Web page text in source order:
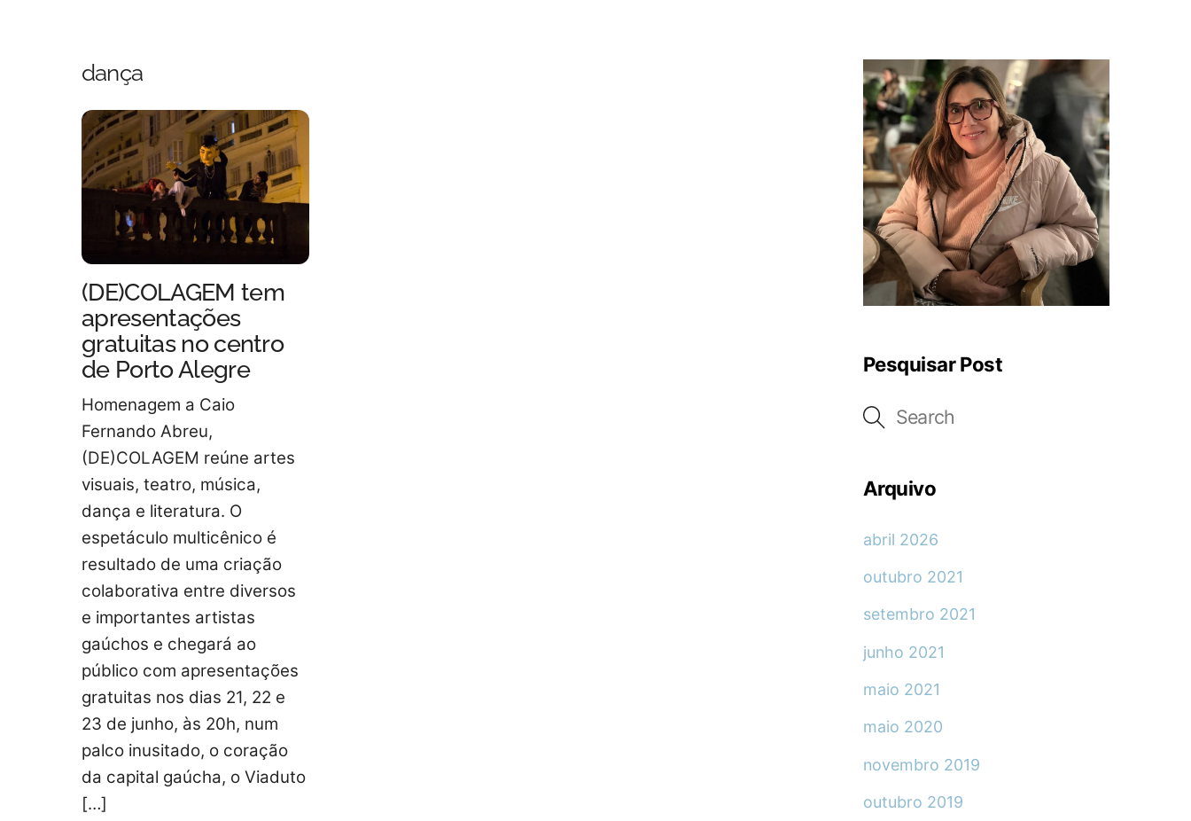
dança
(DE)COLAGEM tem
apresentações
gratuitas no centro
de Porto Alegre
Homenagem a Caio
Fernando Abreu,
(DE)COLAGEM reúne artes
visuais, teatro, música,
dança e literatura. O
espetáculo multicênico é
resultado de uma criação
colaborativa entre diversos
e importantes artistas
gaúchos e chegará ao
público com apresentações
gratuitas nos dias 21, 22 e
23 de junho, às 20h, num
palco inusitado, o coração
da capital gaúcha, o Viaduto
[…]
Pesquisar Post
Arquivo
abril 2026
outubro 2021
setembro 2021
junho 2021
maio 2021
maio 2020
novembro 2019
outubro 2019